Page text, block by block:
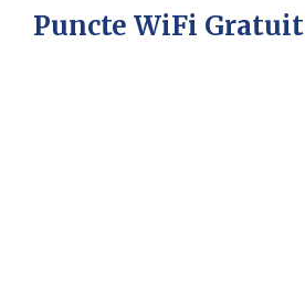
Puncte WiFi Gratuit